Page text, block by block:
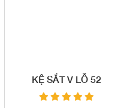
KỆ SẮT V LỖ 52